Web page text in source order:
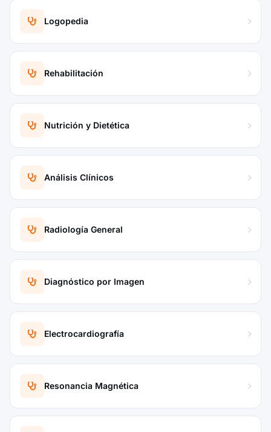
Logopedia
Rehabilitación
Nutrición y Dietética
Análisis Clínicos
Radiología General
Diagnóstico por Imagen
Electrocardiografía
Resonancia Magnética